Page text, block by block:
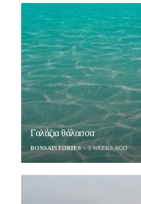
Γαλάζια θάλασσα
BONSAISTORIES 3 WEEKS AGO